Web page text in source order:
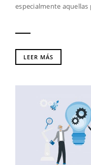
especialmente aquellas
LEER MÁS